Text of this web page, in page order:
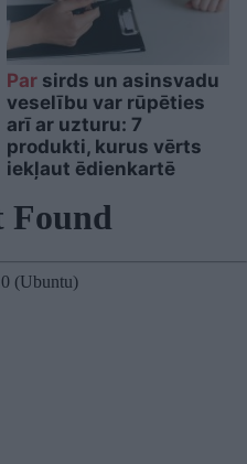
Parsirds un asinsvadu
veselību var rūpēties
arī ar uzturu: 7
produkti, kurus vērts
iekļaut ēdienkartē